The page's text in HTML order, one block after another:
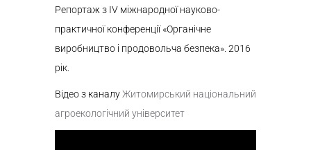
Репортаж з IV міжнародної науково-
практичної конференції «Органічне
виробництво і продовольча безпека». 2016
рік.
Відео з каналуЖитомирський національний
агроекологічний університет